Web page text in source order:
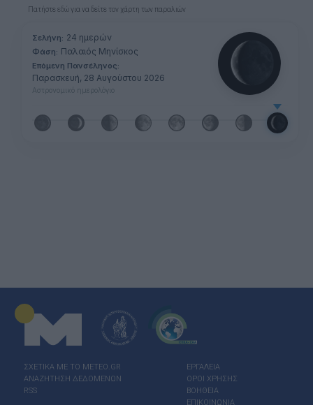
Πατήστε εδώγια να δείτε τον χάρτη των παραλιών
Σελήνη: 24 ημερών
Φάση: Παλαιός Μηνίσκος
Επόμενη Πανσέληνος:
Παρασκευή, 28 Αυγούστου 2026
Αστρονομικό ημερολόγιο
ΣΧΕΤΙΚΑ ΜΕ ΤΟ ΜΕΤΕΟ.GR
ΑΝΑΖΗΤΗΣΗ ΔΕΔΟΜΕΝΩΝ
RSS
ΕΡΓΑΛΕΙΑ
ΟΡΟΙ ΧΡΗΣΗΣ
ΒΟΗΘΕΙΑ
ΕΠΙΚΟΙΝΩΝΙΑ